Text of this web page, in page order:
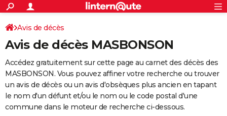
ACTUALITÉS
Politique
Société
Faits Divers
Education
Monde
Villes
+
SPORT
Coupe du monde 2026
Football
Tennis
Cyclisme
Rugby
Forum
Programme TV
TNT
Streaming
Cinéma
Sorties cinéma
Musique
+
FINANCE
Impôts
Immobilier
Risques naturels par ville
Banque
Assurance
Crédit
AUTO
Essais
Réserver un essai
Citadines
Berlines
SUV
Forum auto
+
Avis de décès
Avis de décès MASBONSON
Accédez gratuitement sur cette page au carnet des décès des
MASBONSON. Vous pouvez affiner votre recherche ou trouver
un avis de décès ou un avis d'obsèques plus ancien en tapant
le nom d'un défunt et/ou le nom ou le code postal d'une
commune dans le moteur de recherche ci-dessous.